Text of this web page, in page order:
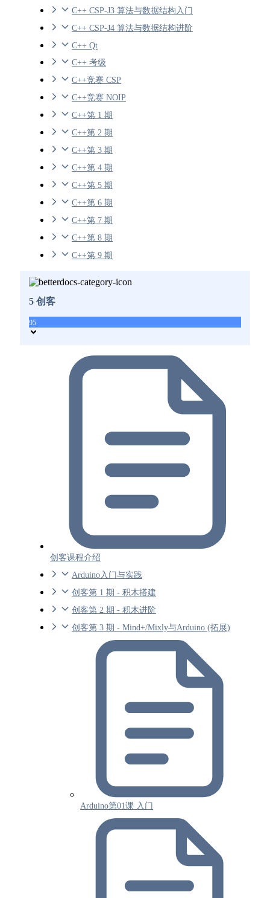
C++ CSP-J3 算法与数据结构入门
C++ CSP-J4 算法与数据结构进阶
C++ Qt
C++ 考级
C++竞赛 CSP
C++竞赛 NOIP
C++第 1 期
C++第 2 期
C++第 3 期
C++第 4 期
C++第 5 期
C++第 6 期
C++第 7 期
C++第 8 期
C++第 9 期
5 创客
95
创客课程介绍
Arduino入门与实践
创客第 1 期 - 积木搭建
创客第 2 期 - 积木进阶
创客第 3 期 - Mind+/Mixly与Arduino (拓展)
Arduino第01课 入门